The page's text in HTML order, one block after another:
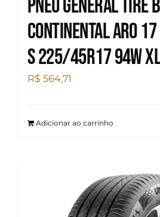
Pneu General Tire
Continental Aro 17
S 225/45R17 94W
R$ 564,71
Adicionar ao carrinho